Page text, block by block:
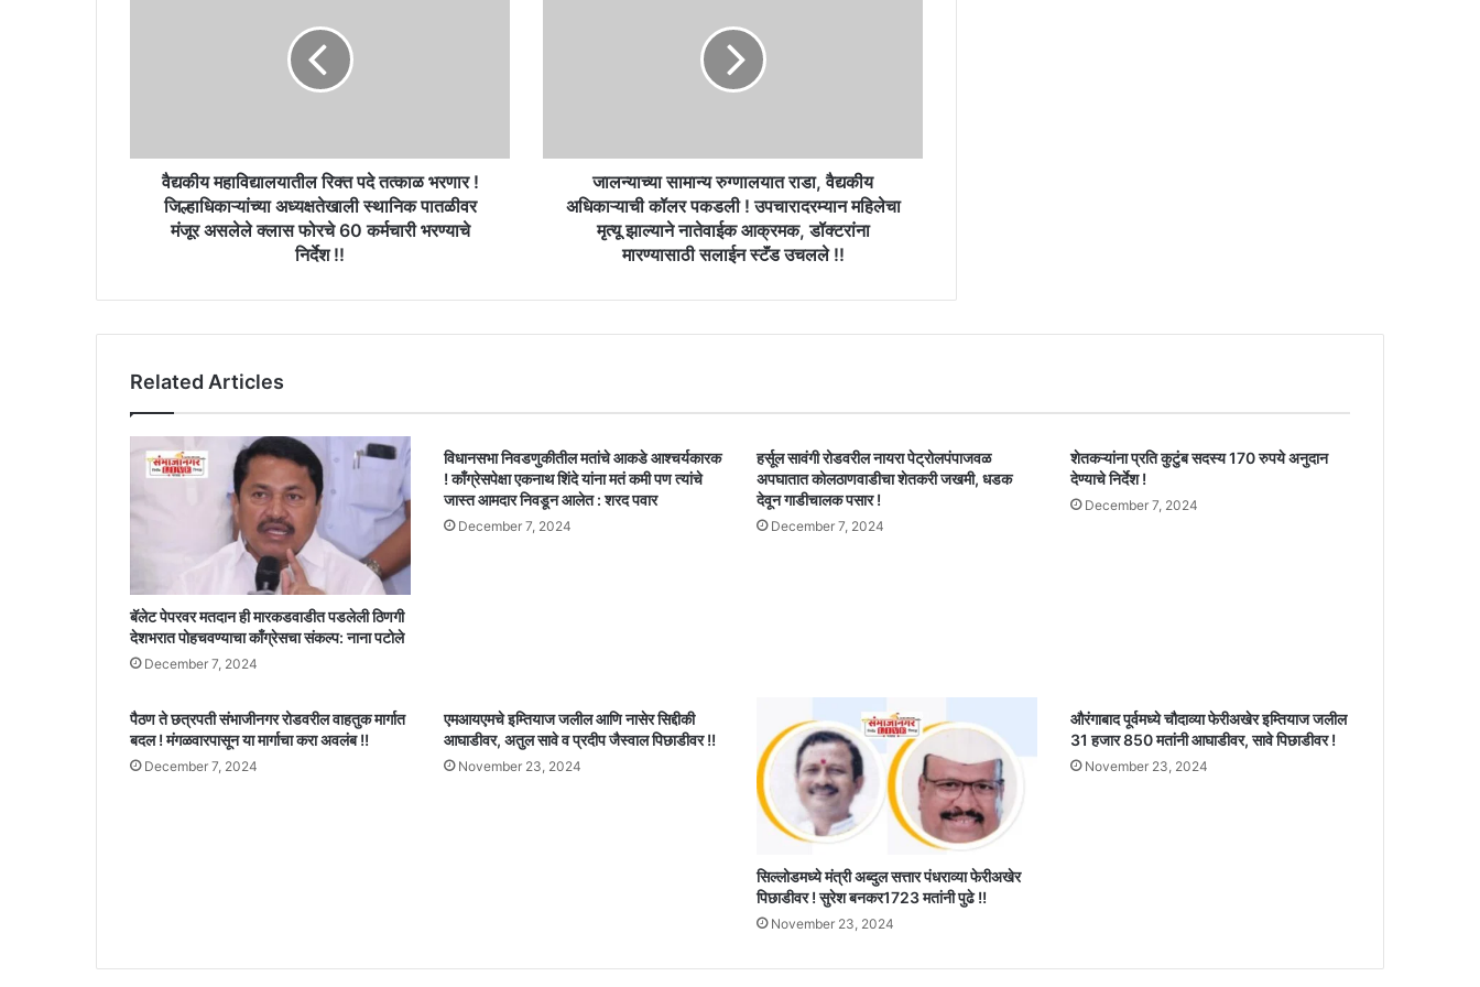
अध्यक्षतेखाली
स्थानिक
पातळीवर
कर्मचारी
निर्देश
!!
वैद्यकीय महाविद्यालयातील रिक्त पदे तत्काळ भरणार !
जिल्हाधिकाऱ्यांच्या अध्यक्षतेखाली स्थानिक पातळीवर
मंजूर असलेले क्लास फोरचे 60 कर्मचारी भरण्याचे
निर्देश !!
!
उपचारादरम्यान
महिलेचा
मारण्यासाठी
उचलले
जालन्याच्या सामान्य रुग्णालयात राडा, वैद्यकीय
अधिकाऱ्याची कॉलर पकडली ! उपचारादरम्यान महिलेचा
मृत्यू झाल्याने नातेवाईक आक्रमक, डॉक्टरांना
मारण्यासाठी सलाईन स्टॅंड उचलले !!
Related Articles
बॅलेट पेपरवर मतदान ही मारकडवाडीत पडलेली ठिणगी
देशभरात पोहचवण्याचा काँग्रेसचा संकल्प: नाना पटोले
December 7, 2024
विधानसभा निवडणुकीतील मतांचे आकडे आश्चर्यकारक
! काँग्रेसपेक्षा एकनाथ शिंदे यांना मतं कमी पण त्यांचे
जास्त आमदार निवडून आलेत : शरद पवार
December 7, 2024
हर्सूल सावंगी रोडवरील नायरा पेट्रोलपंपाजवळ
अपघातात कोलठाणवाडीचा शेतकरी जखमी, धडक
देवून गाडीचालक पसार !
December 7, 2024
शेतकऱ्यांना प्रति कुटुंब सदस्य 170 रुपये अनुदान
देण्याचे निर्देश !
December 7, 2024
पैठण ते छत्रपती संभाजीनगर रोडवरील वाहतुक मार्गात
बदल ! मंगळवारपासून या मार्गाचा करा अवलंब !!
December 7, 2024
एमआयएमचे इम्तियाज जलील आणि नासेर सिद्दीकी
आघाडीवर, अतुल सावे व प्रदीप जैस्वाल पिछाडीवर !!
November 23, 2024
सिल्लोडमध्ये मंत्री अब्दुल सत्तार पंधराव्या फेरीअखेर
पिछाडीवर ! सुरेश बनकर1723 मतांनी पुढे !!
November 23, 2024
औरंगाबाद पूर्वमध्ये चौदाव्या फेरीअखेर इम्तियाज जलील
31 हजार 850 मतांनी आघाडीवर, सावे पिछाडीवर !
November 23, 2024